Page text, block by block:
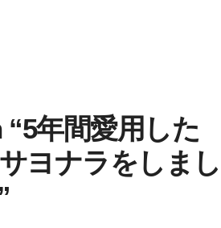
年間愛用した
ヨナラをしまし